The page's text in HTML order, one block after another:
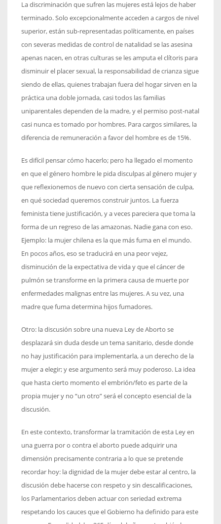
La discriminación que sufren las mujeres está lejos de haber
terminado. Solo excepcionalmente acceden a cargos de nivel
superior, están sub-representadas políticamente, en países
con severas medidas de control de natalidad se las asesina
apenas nacen, en otras culturas se les amputa el clítoris para
disminuir el placer sexual, la responsabilidad de crianza sigue
siendo de ellas, quienes trabajan fuera del hogar sirven en la
práctica una doble jornada, casi todos las familias
uniparentales dependen de la madre, y el permiso post-natal
casi nunca es tomado por hombres. Para cargos similares, la
diferencia de remuneración a favor del hombre es de 15%.
Es difícil pensar cómo hacerlo; pero ha llegado el momento
en que el género hombre le pida disculpas al género mujer y
que reflexionemos de nuevo con cierta sensación de culpa,
en qué sociedad queremos construir juntos. La fuerza
feminista tiene justificación, y a veces pareciera que toma la
forma de un regreso de las amazonas. Nadie gana con eso.
Ejemplo: la mujer chilena es la que más fuma en el mundo.
En pocos años, eso se traducirá en una peor vejez,
disminución de la expectativa de vida y que el cáncer de
pulmón se transforme en la primera causa de muerte por
enfermedades malignas entre las mujeres. A su vez, una
madre que fuma determina hijos fumadores.
Otro: la discusión sobre una nueva Ley de Aborto se
desplazará sin duda desde un tema sanitario, desde donde
no hay justificación para implementarla, a un derecho de la
mujer a elegir; y ese argumento será muy poderoso. La idea
que hasta cierto momento el embrión/feto es parte de la
propia mujer y no “un otro” será el concepto esencial de la
discusión.
En este contexto, transformar la tramitación de esta Ley en
una guerra por o contra el aborto puede adquirir una
dimensión precisamente contraria a lo que se pretende
recordar hoy: la dignidad de la mujer debe estar al centro, la
discusión debe hacerse con respeto y sin descalificaciones,
los Parlamentarios deben actuar con seriedad extrema
respetando los cauces que el Gobierno ha definido para este